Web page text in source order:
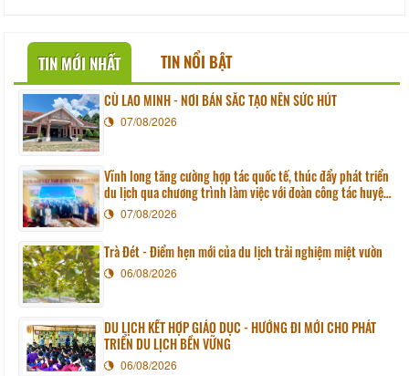
TIN MỚI NHẤT TIN NỔI BẬT
CÙ LAO MINH - NƠI BẢN SẮC TẠO NÊN SỨC HÚT
07/08/2026
Vĩnh long tăng cường hợp tác quốc tế, thúc đẩy phát triển
du lịch qua chương trình làm việc với đoàn công tác huyện
Sunchang (Hàn quốc)
07/08/2026
Trà Đét - Điểm hẹn mới của du lịch trải nghiệm miệt vườn
06/08/2026
DU LỊCH KẾT HỢP GIÁO DỤC - HƯỚNG ĐI MỚI CHO PHÁT
TRIỂN DU LỊCH BỀN VỮNG
06/08/2026